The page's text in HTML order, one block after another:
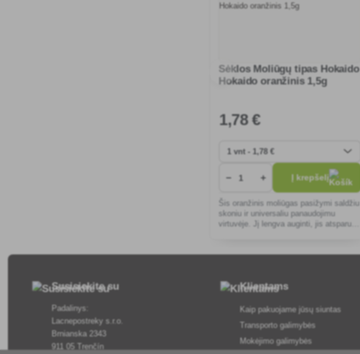
Sėklos Moliūgų tipas Hokaido
Hokaido oranžinis 1,5g
1,78 €
− + Į krepšelį
Šis oranžinis moliūgas pasižymi saldžiu
skoniu ir universaliu panaudojimu
virtuvėje. Jį lengva auginti, jis atsparus
Susisiekite su
Padalinys:
Lacnepostreky s.r.o.
Brnianska 2343
911 05 Trenčín
Klientams
Kaip pakuojame jūsų siuntas
Transporto galimybės
Mokėjimo galimybės